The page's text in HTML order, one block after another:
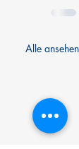
Alle ansehen